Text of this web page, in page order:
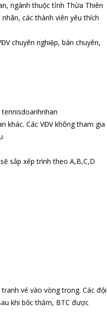
ngành thuộc tỉnh Thừa Thiên
các thành viên yêu thích
chuyên nghiệp, bán chuyên,
khác. Các VĐV không tham gia
sắp xếp trình theo A,B,C,D
vé vào vòng trong. Các đội
khi bốc thăm, BTC được